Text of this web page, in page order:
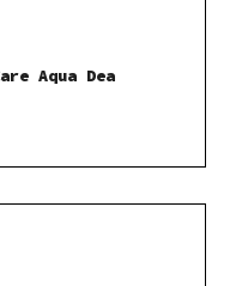
Aqua Dea